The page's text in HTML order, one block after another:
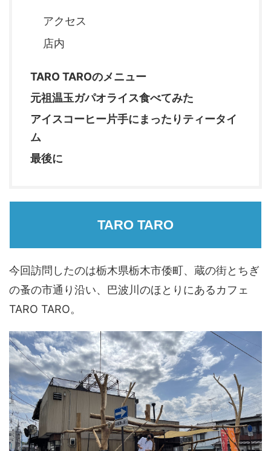
アクセス
店内
TARO TAROのメニュー
元祖温玉ガパオライス食べてみた
アイスコーヒー片手にまったりティータイ
ム
最後に
TARO TARO
今回訪問したのは栃木県栃木市倭町、蔵の街とちぎ
の蚤の市通り沿い、巴波川のほとりにあるカフェ
TARO TARO。